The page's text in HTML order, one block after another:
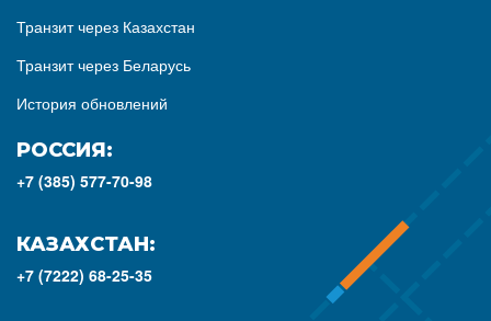
Транзит через Казахстан
Транзит через Беларусь
История обновлений
РОССИЯ:
+7 (385) 577-70-98
КАЗАХСТАН:
+7 (7222) 68-25-35